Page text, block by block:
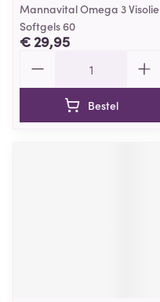
Mannavital Omega 3 Visolie
Softgels 60
€ 29,95
Bestel